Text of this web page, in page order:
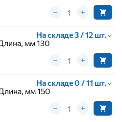
На складе 3 / 12 шт.
мм 130
На складе 0 / 11 шт.
мм 150